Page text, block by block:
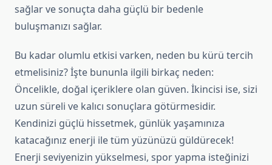
sağlar ve sonuçta daha güçlü bir bedenle
buluşmanızı sağlar.
Bu kadar olumlu etkisi varken, neden bu kürü tercih
etmelisiniz? İşte bununla ilgili birkaç neden:
Öncelikle, doğal içeriklere olan güven. İkincisi ise, sizi
uzun süreli ve kalıcı sonuçlara götürmesidir.
Kendinizi güçlü hissetmek, günlük yaşamınıza
katacağınız enerji ile tüm yüzünüzü güldürecek!
Enerji seviyenizin yükselmesi, spor yapma isteğinizi